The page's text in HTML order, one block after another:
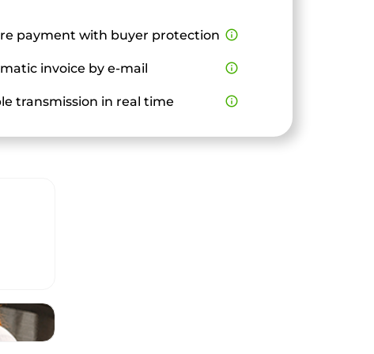
payment with buyer protection info_outline
invoice by e-mail info_outline
transmission in real time info_outline